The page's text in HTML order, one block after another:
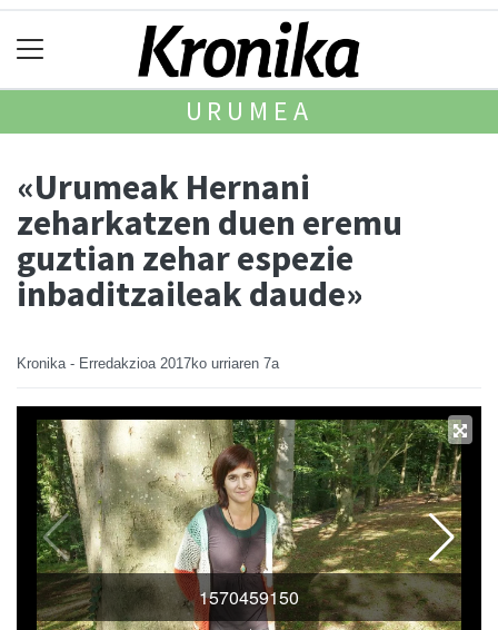
URUMEA
«Urumeak Hernani
zeharkatzen duen eremu
guztian zehar espezie
inbaditzaileak daude»
Kronika - Erredakzioa 2017ko urriaren 7a